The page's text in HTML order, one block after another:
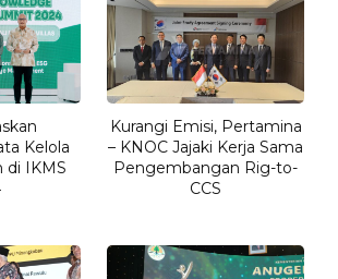
Kelola
di IKMS
Kurangi Emisi, Pertamina
– KNOC Jajaki Kerja Sama
Pengembangan Rig-to-
CCS